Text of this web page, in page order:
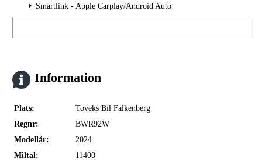
Smartlink - Apple Carplay/Android Auto
Information
Plats:
Toveks Bil Falkenberg
Regnr:
BWR92W
Modellår:
2024
Miltal:
11400